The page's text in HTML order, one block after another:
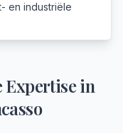
en industriële
Expertise in